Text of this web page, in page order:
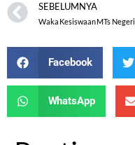
SEBELUMNYA
Facebook
WhatsApp